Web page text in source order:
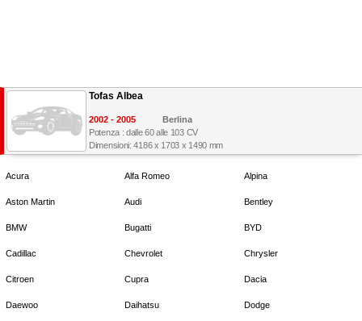
Tofas Albea
2002 - 2005
Berlina
Potenza : dalle 60 alle 103 CV
Dimensioni: 4186 x 1703 x 1490 mm
Acura Alfa Romeo Alpina
Aston Martin Audi Bentley
BMW Bugatti BYD
Cadillac Chevrolet Chrysler
Citroen Cupra Dacia
Daewoo Daihatsu Dodge